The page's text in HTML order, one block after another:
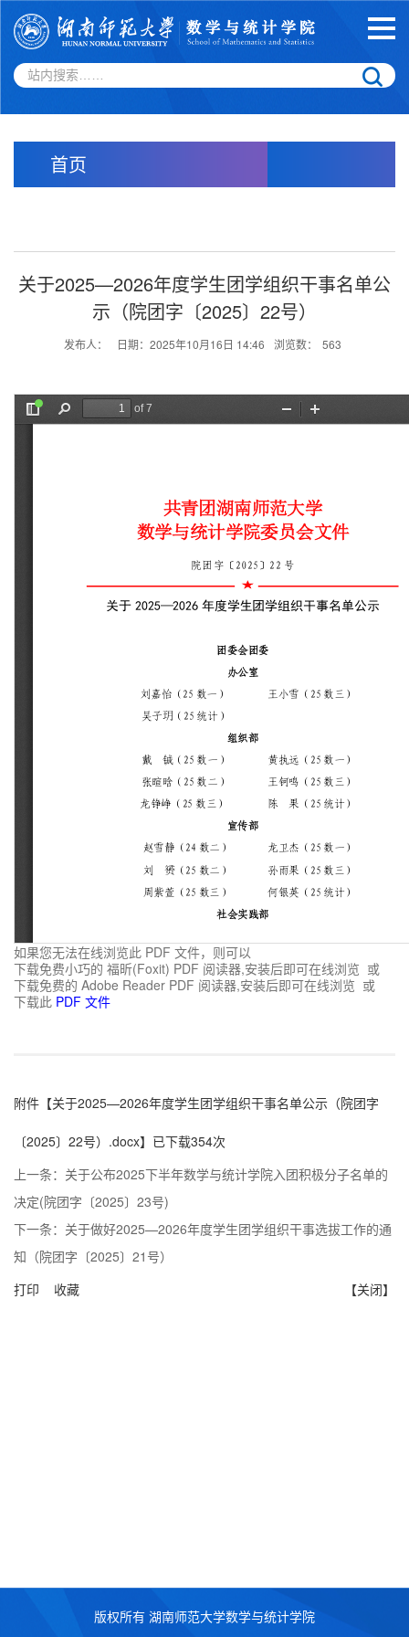
首页
关于2025—2026年度学生团学组织干事名单公
示（院团字〔2025〕22号）
发布人： 日期：2025年10月16日 14:46 浏览数： 563
如果您无法在线浏览此 PDF 文件，则可以
下载免费小巧的 福昕(Foxit) PDF 阅读器,安装后即可在线浏览 或
下载免费的 Adobe Reader PDF 阅读器,安装后即可在线浏览 或
下载此 PDF 文件
附件【关于2025—2026年度学生团学组织干事名单公示（院团字
〔2025〕22号）.docx】已下载354次
上一条： 关于公布2025下半年数学与统计学院入团积极分子名单的
决定(院团字〔2025〕23号)
下一条： 关于做好2025—2026年度学生团学组织干事选拔工作的通
知（院团字〔2025〕21号）
【关闭】
打印 收藏
版权所有 湖南师范大学数学与统计学院